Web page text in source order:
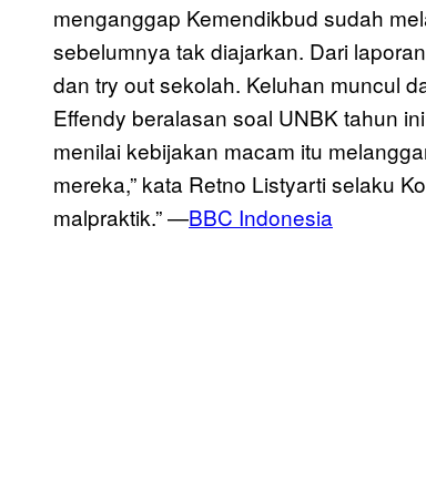
menganggap Kemendikbud sudah
sebelumnya tak diajarkan. Dari
dan try out sekolah. Keluhan muncul
Effendy beralasan soal UNBK tahun
menilai kebijakan macam itu
mereka,” kata Retno Listyarti selaku
malpraktik.” —BBC Indonesia